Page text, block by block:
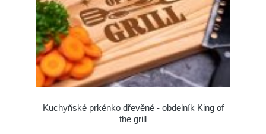
Kuchyňské prkénko dřevěné - obdelník King of
the grill